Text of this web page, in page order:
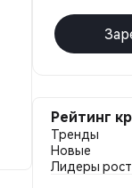
Рейтинг
Тренды
Новые
Лидеры